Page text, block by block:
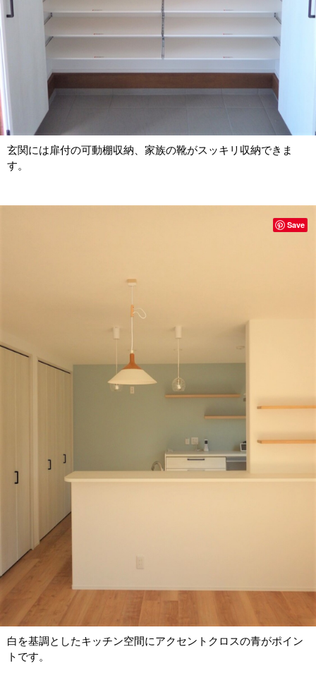
玄関には扉付の可動棚収納、家族の靴がスッキリ収納できま
す。
白を基調としたキッチン空間にアクセントクロスの青がポイン
トです。
Save